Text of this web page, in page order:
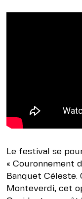
Le festival se
« Couronnement
Banquet Céleste.
Monteverdi, cet